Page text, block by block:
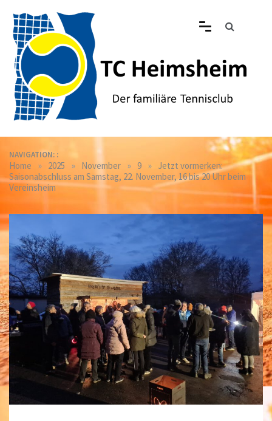
content
Tennisclub Heimsheim
NAVIGATION: :
Home » 2025 » November » 9 » Jetzt vormerken:
Saisonabschluss am Samstag, 22. November, 16 bis 20 Uhr beim
Vereinsheim